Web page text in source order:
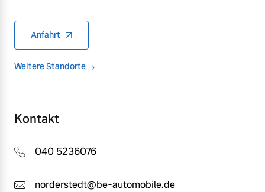
Anfahrt
Weitere Standorte
Kontakt
040 5236076
norderstedt@be-automobile.de